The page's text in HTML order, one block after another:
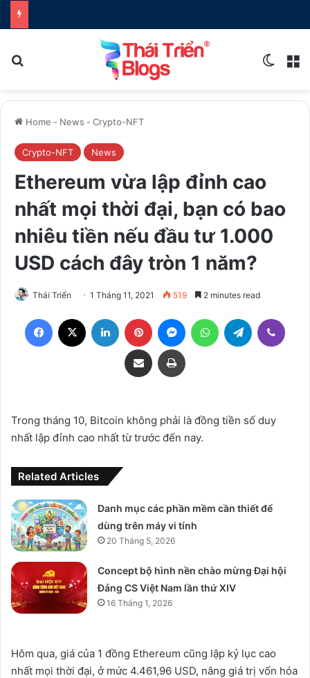
Home - News - Crypto-NFT
Crypto-NFT News
Ethereum vừa lập đỉnh cao
nhất mọi thời đại, bạn có bao
nhiêu tiền nếu đầu tư 1.000
USD cách đây tròn 1 năm?
Thái Triển 1 Tháng 11, 2021 519 2 minutes read
Facebook LinkedIn Pinterest MessengerWhatsAppTelegram
Share via Email Print
Trong tháng 10, Bitcoin không phải là đồng tiền số duy
nhất lập đỉnh cao nhất từ trước đến nay.
Related Articles
Danh mục các phần mềm cần thiết để
dùng trên máy vi tính
20 Tháng 5, 2026
Concept bộ hình nền chào mừng Đại hội
Đảng CS Việt Nam lần thứ XIV
16 Tháng 1, 2026
Hôm qua, giá của 1 đồng Ethereum cũng lập kỷ lục cao
nhất mọi thời đại, ở mức 4.461,96 USD, nâng giá trị vốn hóa